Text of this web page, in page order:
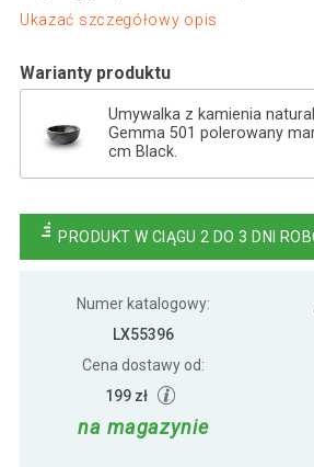
Ukazać szczegółowy opis
Warianty produktu
Umywalka z kamienia
Gemma 501 polerowany
cm Black.
Umywalka z kamienia
Gemma 501 polerowany
cm Czarny
PRODUKT W CIĄGU 2 DO 3 DNI
Numer katalogowy:
LX55396
Cena dostawy od:
199 zł
na magazynie